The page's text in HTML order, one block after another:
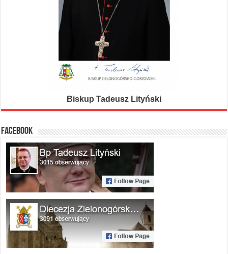
Biskup Tadeusz Lityński
FACEBOOK